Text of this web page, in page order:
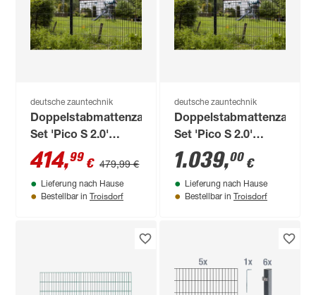
deutsche zauntechnik
Doppelstabmattenzaun-
Set 'Pico S 2.0'
anthrazit 1200 x 120
cm
414,99 € 479,99 €
Lieferung nach Hause
Bestellbar in Troisdorf
deutsche zauntechnik
Doppelstabmattenzaun-
Set 'Pico S 2.0'
anthrazit 3000 x 120
cm
1.039,00 €
Lieferung nach Hause
Bestellbar in Troisdorf